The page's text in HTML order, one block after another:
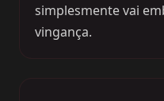
simplesmente vai
vingança.